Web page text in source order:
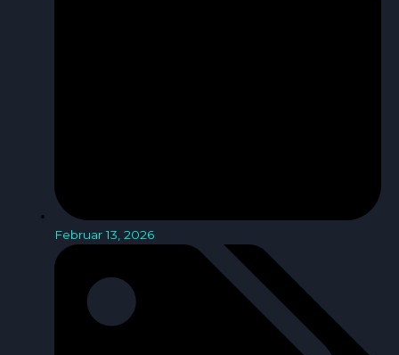
Februar 13, 2026